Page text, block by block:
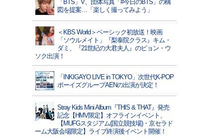
「BTS」V、団体写真「#今日のBTS」の構
図を提案…「楽しく撮ってみよう」
＜KBS World＞ベーシック初放送！映画
「ソウルメイト」『梨泰院クラス』キム・
ダミ、『21世紀の大君夫人』のピョン・ウ
ソク出演！
「INKIGAYO LIVE in TOKYO」次世代K-POP
ボーイズグループAENの出演が決定！
Stray Kids Mini Album『THIS & THAT』発売
記念【HMV限定】オフラインイベント、
【MUFGスタジアム(国立競技場)・京セラド
ーム大阪会場限定】ライブ終演後イベント開催！